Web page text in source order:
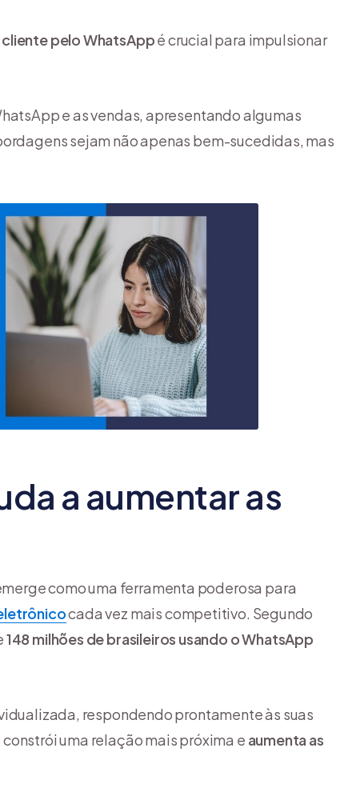
pelo WhatsAppé crucial para impulsionar
e as vendas, apresentando algumas
sejam não apenas bem-sucedidas, mas
a aumentar as
como uma ferramenta poderosa para
cada vez mais competitivo. Segundo
148 milhões de brasileiros usando o WhatsApp
respondendo prontamente às suas
uma relação mais próxima e aumenta as